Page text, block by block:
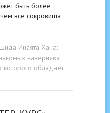
быть более
все сокровища
Инаята Хана:
наверняка
которого обладает